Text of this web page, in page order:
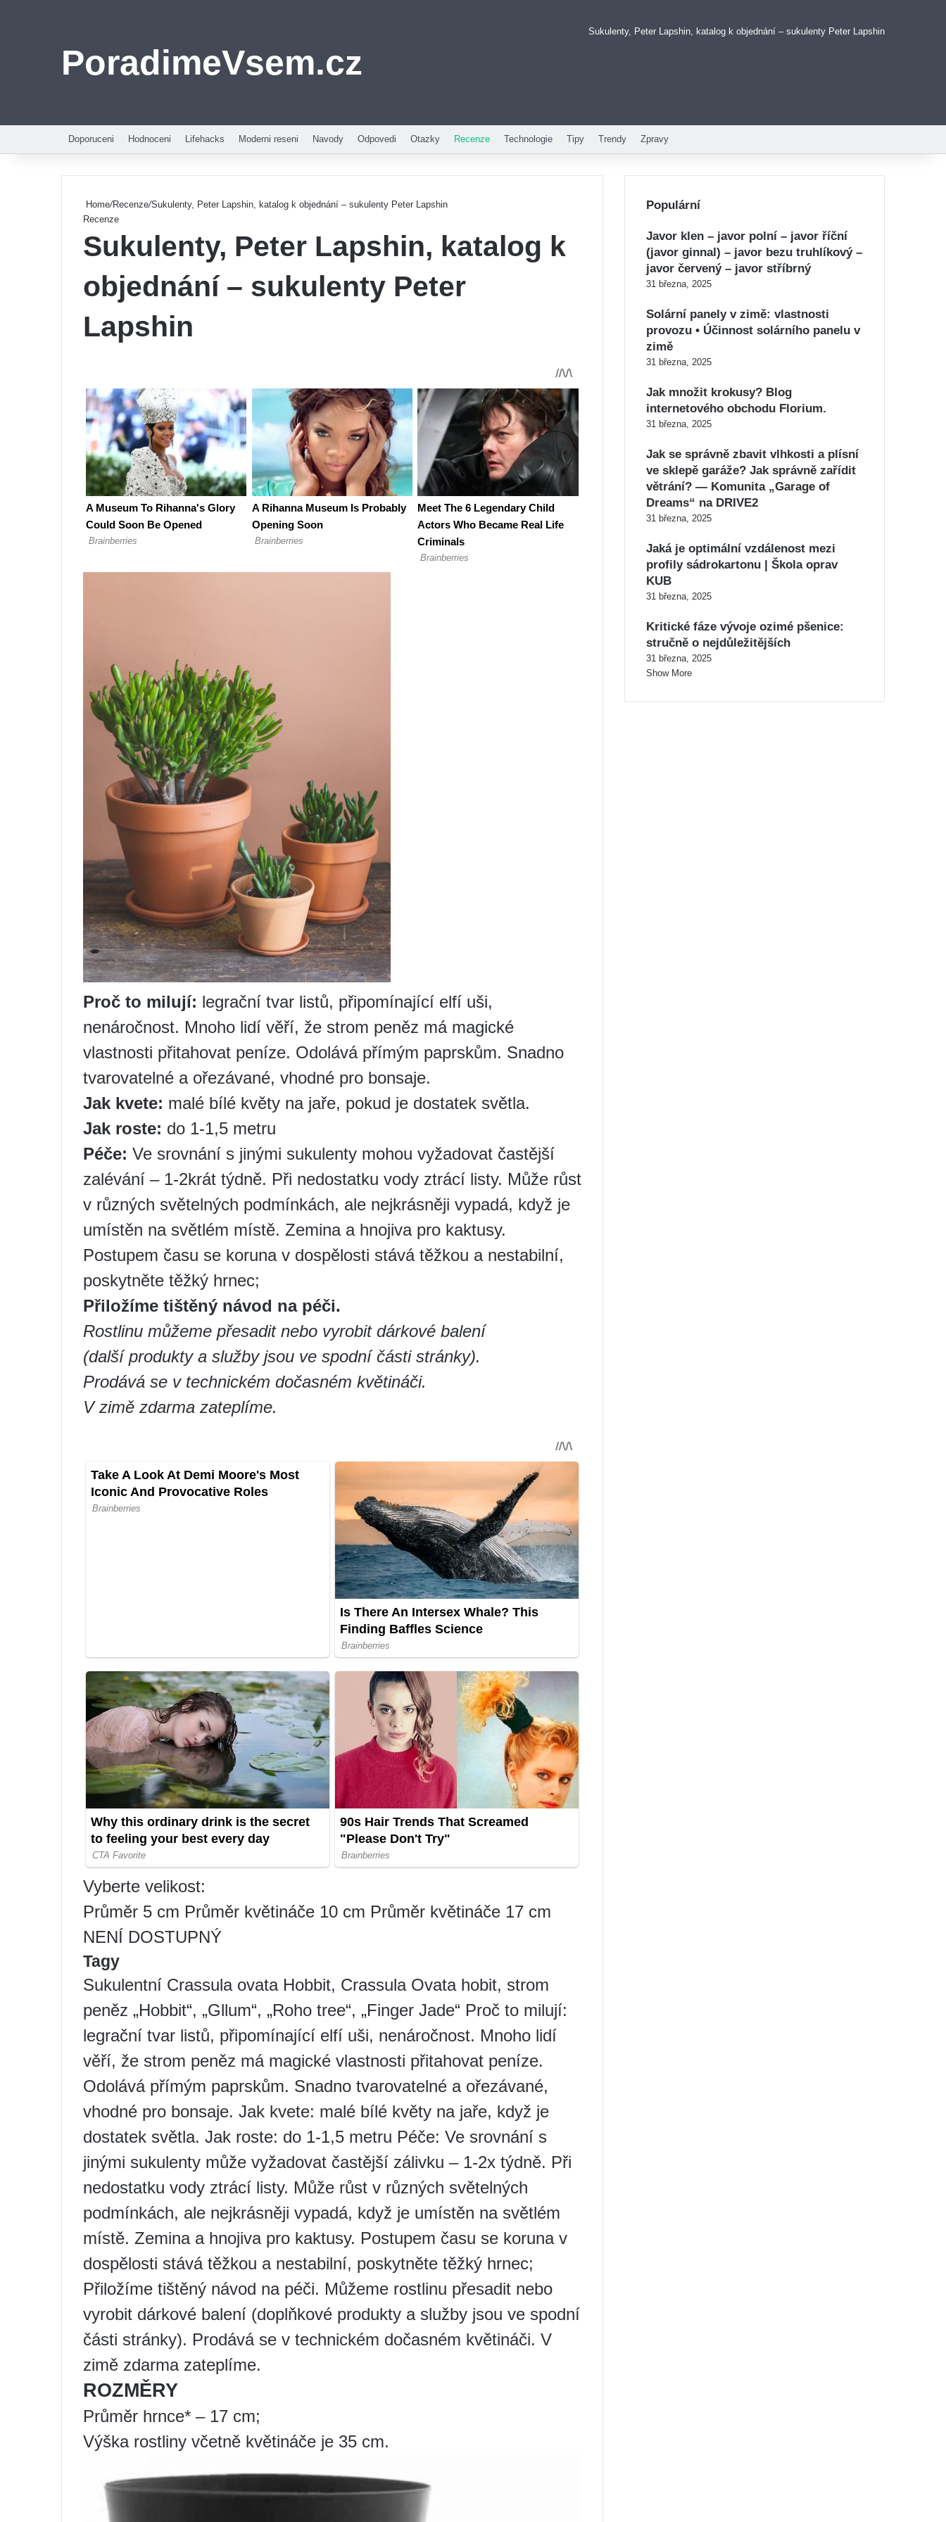
PoradimeVsem.cz
Sukulenty, Peter Lapshin, katalog k objednání – sukulenty Peter Lapshin
Doporuceni Hodnoceni Lifehacks Moderni reseni Navody Odpovedi Otazky Recenze Technologie Tipy Trendy Zpravy
Home/Recenze/Sukulenty, Peter Lapshin, katalog k objednání – sukulenty Peter Lapshin
Recenze
Sukulenty, Peter Lapshin, katalog k
objednání – sukulenty Peter
Lapshin
Proč to milují: legrační tvar listů, připomínající elfí uši,
nenáročnost. Mnoho lidí věří, že strom peněz má magické
vlastnosti přitahovat peníze. Odolává přímým paprskům. Snadno
tvarovatelné a ořezávané, vhodné pro bonsaje.
Jak kvete: malé bílé květy na jaře, pokud je dostatek světla.
Jak roste: do 1-1,5 metru
Péče: Ve srovnání s jinými sukulenty mohou vyžadovat častější
zalévání – 1-2krát týdně. Při nedostatku vody ztrácí listy. Může růst
v různých světelných podmínkách, ale nejkrásněji vypadá, když je
umístěn na světlém místě. Zemina a hnojiva pro kaktusy.
Postupem času se koruna v dospělosti stává těžkou a nestabilní,
poskytněte těžký hrnec;
Přiložíme tištěný návod na péči.
Rostlinu můžeme přesadit nebo vyrobit dárkové balení
(další produkty a služby jsou ve spodní části stránky).
Prodává se v technickém dočasném květináči.
V zimě zdarma zateplíme.
Vyberte velikost:
Průměr 5 cm Průměr květináče 10 cm Průměr květináče 17 cm
NENÍ DOSTUPNÝ
Tagy
Sukulentní Crassula ovata Hobbit, Crassula Ovata hobit, strom
peněz „Hobbit“, „Gllum“, „Roho tree“, „Finger Jade“ Proč to milují:
legrační tvar listů, připomínající elfí uši, nenáročnost. Mnoho lidí
věří, že strom peněz má magické vlastnosti přitahovat peníze.
Odolává přímým paprskům. Snadno tvarovatelné a ořezávané,
vhodné pro bonsaje. Jak kvete: malé bílé květy na jaře, když je
dostatek světla. Jak roste: do 1-1,5 metru Péče: Ve srovnání s
jinými sukulenty může vyžadovat častější zálivku – 1-2x týdně. Při
nedostatku vody ztrácí listy. Může růst v různých světelných
podmínkách, ale nejkrásněji vypadá, když je umístěn na světlém
místě. Zemina a hnojiva pro kaktusy. Postupem času se koruna v
dospělosti stává těžkou a nestabilní, poskytněte těžký hrnec;
Přiložíme tištěný návod na péči. Můžeme rostlinu přesadit nebo
vyrobit dárkové balení (doplňkové produkty a služby jsou ve spodní
části stránky). Prodává se v technickém dočasném květináči. V
zimě zdarma zateplíme.
ROZMĚRY
Průměr hrnce* – 17 cm;
Výška rostliny včetně květináče je 35 cm.
Populární
Javor klen – javor polní – javor říční
(javor ginnal) – javor bezu truhlíkový –
javor červený – javor stříbrný
31 března, 2025
Solární panely v zimě: vlastnosti
provozu • Účinnost solárního panelu v
zimě
31 března, 2025
Jak množit krokusy? Blog
internetového obchodu Florium.
31 března, 2025
Jak se správně zbavit vlhkosti a plísní
ve sklepě garáže? Jak správně zařídit
větrání? — Komunita „Garage of
Dreams“ na DRIVE2
31 března, 2025
Jaká je optimální vzdálenost mezi
profily sádrokartonu | Škola oprav
KUB
31 března, 2025
Kritické fáze vývoje ozimé pšenice:
stručně o nejdůležitějších
31 března, 2025
Show More